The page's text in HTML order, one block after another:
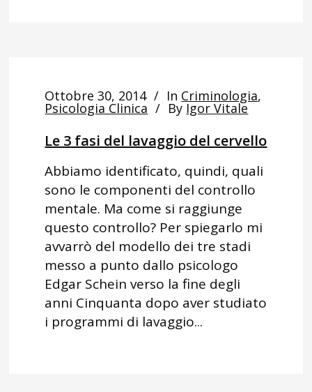
Ottobre 30, 2014 In Criminologia,
Psicologia Clinica By Igor Vitale
Le 3 fasi del lavaggio del cervello
Abbiamo identificato, quindi, quali
sono le componenti del controllo
mentale. Ma come si raggiunge
questo controllo? Per spiegarlo mi
avvarrò del modello dei tre stadi
messo a punto dallo psicologo
Edgar Schein verso la fine degli
anni Cinquanta dopo aver studiato
i programmi di lavaggio...